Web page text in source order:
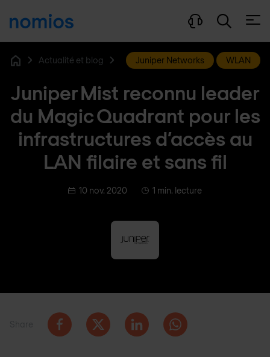
Actualité et blog Juniper Networks WLAN
Juniper Mist reconnu leader
du Magic Quadrant pour les
infrastructures d’accès au
LAN filaire et sans fil
10 nov. 2020 1 min. lecture